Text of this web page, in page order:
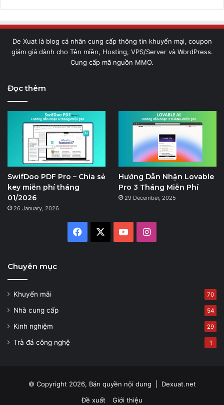
De Xuat là blog cá nhân cung cấp thông tin khuyến mại, coupon
giảm giá dành cho Tên miền, Hosting, VPS/Server và WordPress.
Cung cấp mã nguồn MMO.
Đọc thêm
SwifDoo PDF Pro – Chia sẻ
key miễn phí tháng
01/2026
26 January, 2026
Hướng Dẫn Nhận Lovable
Pro 3 Tháng Miễn Phí
29 December, 2025
Facebook YouTubeInstagram
Chuyên mục
Khuyến mãi 70
Nhà cung cấp 54
Kinh nghiệm 29
Trà đá công nghệ 1
© Copyright 2026, Bản quyền nội dung | Dexuat.net
Đề xuất
Giới thiệu